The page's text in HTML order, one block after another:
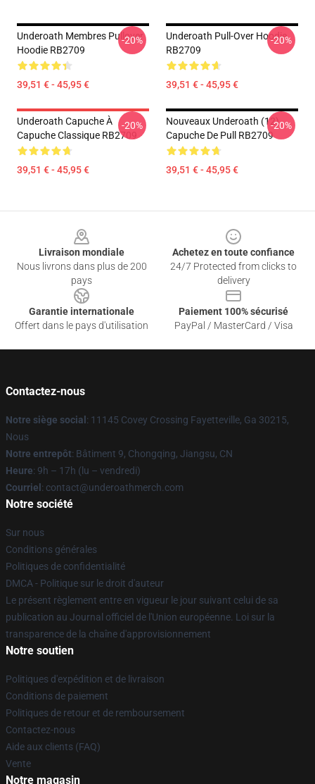
Underoath Membres Pullover
Hoodie RB2709
39,51 € - 45,95 €
-20%
Underoath Pull-Over Hoodie
RB2709
39,51 € - 45,95 €
-20%
Underoath Capuche À
Capuche Classique RB2709
39,51 € - 45,95 €
-20%
Nouveaux Underoath (12)
Capuche De Pull RB2709
39,51 € - 45,95 €
-20%
Livraison mondiale
Nous livrons dans plus de 200
pays
Achetez en toute confiance
24/7 Protected from clicks to
delivery
Garantie internationale
Offert dans le pays d'utilisation
Paiement 100% sécurisé
PayPal / MasterCard / Visa
Contactez-nous
Notre siège social : 11145 Covey Crossing Fayetteville, Ga 30215,
Nous
Notre entrepôt: Bâtiment 9, Chongqing, Jiangsu, CN
Heure: 9h – 17h (lu – vendredi)
Courriel : contact@underoathmerch.com
Notre société
Sur nous
Conditions générales
Politiques de confidentialité
DMCA - Politique sur le droit d'auteur
Le présent règlement entre en vigueur le jour suivant celui de sa
publication au Journal officiel de l'Union européenne. Loi sur la
transparence de la chaîne d'approvisionnement
Notre soutien
Politiques d'expédition et de livraison
Conditions de paiement
Politiques de retour et de remboursement
Contactez-nous
Aide aux clients (FAQ)
Vente
Notre magasin